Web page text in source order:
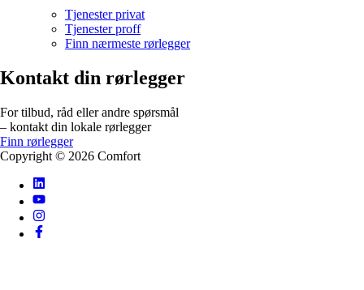
Tjenester privat
Tjenester proff
Finn nærmeste rørlegger
Kontakt din rørlegger
For tilbud, råd eller andre spørsmål
– kontakt din lokale rørlegger
Finn rørlegger
Copyright © 2026 Comfort